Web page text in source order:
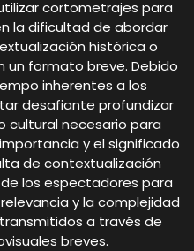
cortometrajes para
la dificultad de abordar
histórica o
un formato breve. Debido
inherentes a los
desafiante profundizar
cultural necesario para
y el significado
de contextualización
los espectadores para
y la complejidad
a través de
breves.